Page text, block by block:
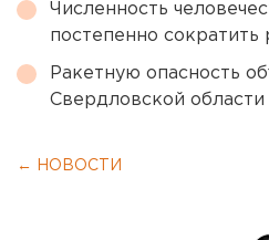
Численность
постепенно сократить
Ракетную опасность
Свердловской области
← НОВОСТИ